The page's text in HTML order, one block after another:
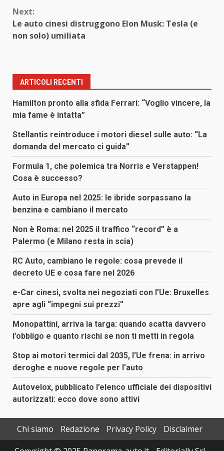
Next:
Le auto cinesi distruggono Elon Musk: Tesla (e
non solo) umiliata
ARTICOLI RECENTI
Hamilton pronto alla sfida Ferrari: “Voglio vincere, la
mia fame è intatta”
Stellantis reintroduce i motori diesel sulle auto: “La
domanda del mercato ci guida”
Formula 1, che polemica tra Norris e Verstappen!
Cosa è successo?
Auto in Europa nel 2025: le ibride sorpassano la
benzina e cambiano il mercato
Non è Roma: nel 2025 il traffico “record” è a
Palermo (e Milano resta in scia)
RC Auto, cambiano le regole: cosa prevede il
decreto UE e cosa fare nel 2026
e-Car cinesi, svolta nei negoziati con l’Ue: Bruxelles
apre agli “impegni sui prezzi”
Monopattini, arriva la targa: quando scatta davvero
l’obbligo e quanto rischi se non ti metti in regola
Stop ai motori termici dal 2035, l’Ue frena: in arrivo
deroghe e nuove regole per l’auto
Autovelox, pubblicato l’elenco ufficiale dei dispositivi
autorizzati: ecco dove sono attivi
Chi siamo Redazione Privacy Policy
Disclaimer